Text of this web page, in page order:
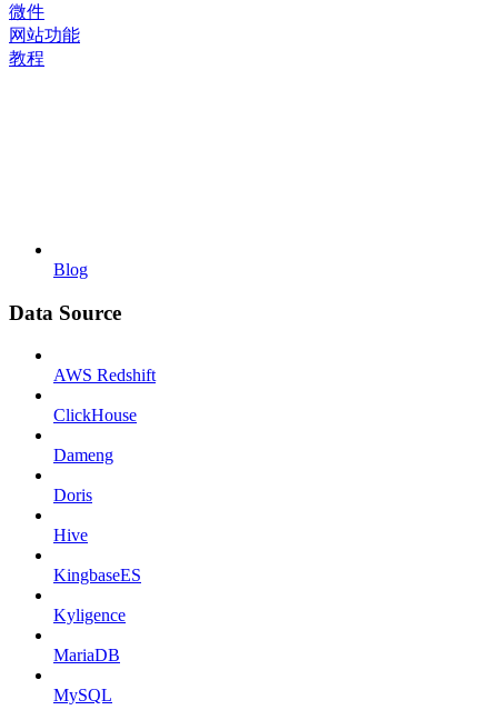
微件
网站功能
教程
Blog
Data Source
AWS Redshift
ClickHouse
Dameng
Doris
Hive
KingbaseES
Kyligence
MariaDB
MySQL